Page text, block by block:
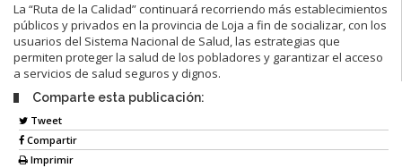
La “Ruta de la Calidad” continuará recorriendo más establecimientos
públicos y privados en la provincia de Loja a fin de socializar, con los
usuarios del Sistema Nacional de Salud, las estrategias que
permiten proteger la salud de los pobladores y garantizar el acceso
a servicios de salud seguros y dignos.
Comparte esta publicación:
Tweet
Compartir
Imprimir